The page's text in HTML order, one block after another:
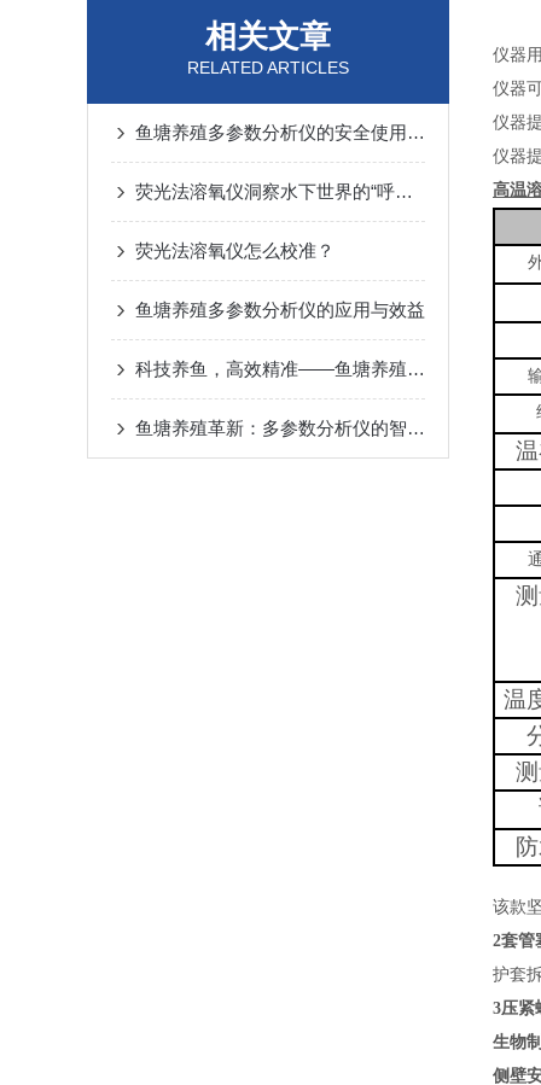
相关文章
RELATED ARTICLES
鱼塘养殖多参数分析仪的安全使用秘籍
荧光法溶氧仪洞察水下世界的“呼吸”奥秘
荧光法溶氧仪怎么校准？
鱼塘养殖多参数分析仪的应用与效益
科技养鱼，高效精准——鱼塘养殖多参数分析仪
鱼塘养殖革新：多参数分析仪的智能化之路
仪器
仪器
仪器
仪器
高温
温
该款
2套管
护套
3压紧
生物
侧壁